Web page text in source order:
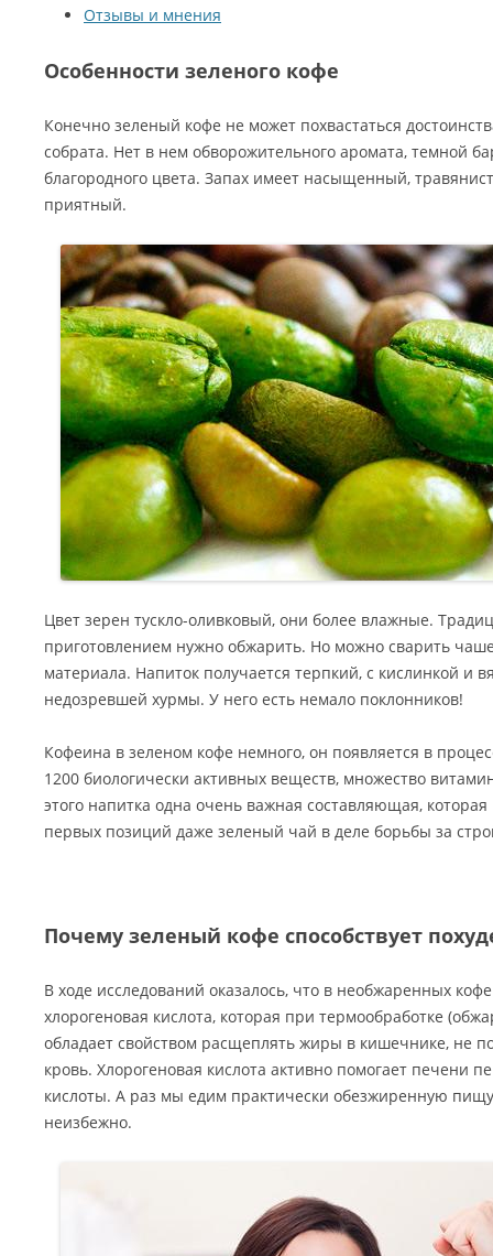
Отзывы и мнения
Особенности зеленого кофе
Конечно зеленый кофе не может похвастаться
собрата. Нет в нем обворожительного аромата, темной
благородного цвета. Запах имеет насыщенный,
приятный.
Цвет зерен тускло-оливковый, они более влажные.
приготовлением нужно обжарить. Но можно сварить
материала. Напиток получается терпкий, с кислинкой и
недозревшей хурмы. У него есть немало поклонников!
Кофеина в зеленом кофе немного, он появляется в
1200 биологически активных веществ, множество
этого напитка одна очень важная составляющая, которая
первых позиций даже зеленый чай в деле борьбы за
Почему зеленый кофе способствует
В ходе исследований оказалось, что в необжаренных
хлорогеновая кислота, которая при термообработке
обладает свойством расщеплять жиры в кишечнике, не
кровь. Хлорогеновая кислота активно помогает печени
кислоты. А раз мы едим практически обезжиренную
неизбежно.